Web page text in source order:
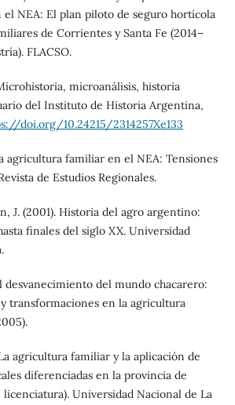
NEA: El plan piloto de seguro hortícola
de Corrientes y Santa Fe (2014–
FLACSO.
microanálisis, historia
del Instituto de Historia Argentina,
doi.org/10.24215/2314257Xe133
agricultura familiar en el NEA: Tensiones
de Estudios Regionales.
J. (2001). Historia del agro argentino:
finales del siglo XX. Universidad
desvanecimiento del mundo chacarero:
transformaciones en la agricultura
agricultura familiar y la aplicación de
diferenciadas en la provincia de
Universidad Nacional de La